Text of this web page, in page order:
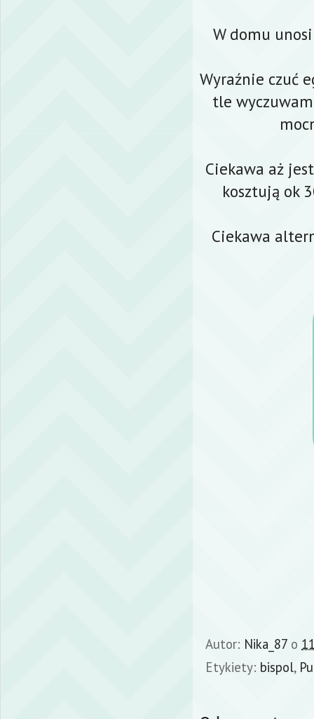
W domu
Wyraźnie czuć
tle
Ciekawa aż
kosztują ok
Ciekawa
Autor: Nika_87 o
Etykiety: bispol,